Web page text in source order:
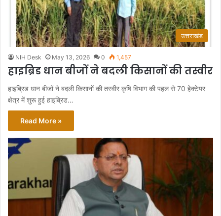
उत्तराखंड
NIH Desk May 13, 2026 0 1,457
हाइब्रिड धान बीजों ने बदली किसानों की तस्वीर
हाइब्रिड धान बीजों ने बदली किसानों की तस्वीर कृषि विभाग की पहल से 70 हेक्टेयर
क्षेत्र में शुरू हुई हाइब्रिड…
Read More »